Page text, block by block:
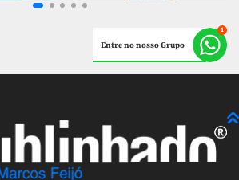
Entre no nosso Grupo